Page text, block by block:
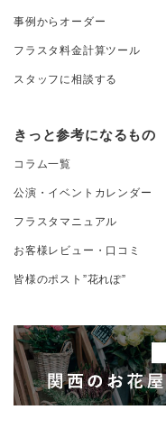
事例からオーダー
フラスタ料金計算ツール
スタッフに相談する
きっと参考になるもの
コラム一覧
公演・イベントカレンダー
フラスタマニュアル
お客様レビュー・口コミ
皆様のポスト”花れぽ”